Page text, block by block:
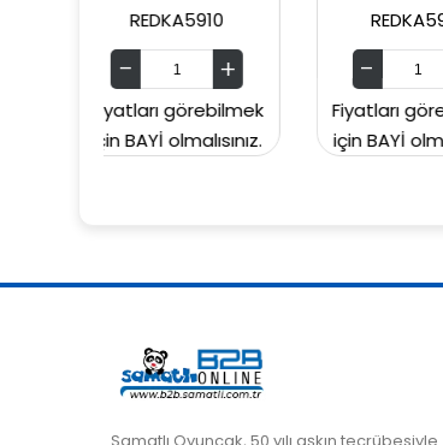
REDKA5914
Fiyatları görebilmek
için BAYİ olmalısınız.
için